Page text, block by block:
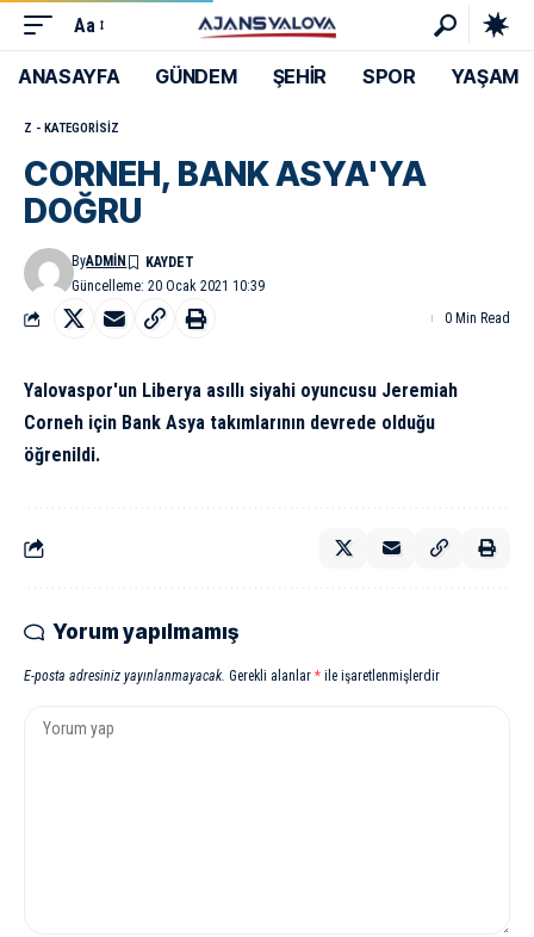
Aa
ANASAYFA GÜNDEM ŞEHİR SPOR YAŞAM
Z - KATEGORISIZ
CORNEH, BANK ASYA'YA
DOĞRU
Güncelleme: 20 Ocak 2021 10:39
ByADMIN
0 Min Read
Yalovaspor'un Liberya asıllı siyahi oyuncusu Jeremiah
Corneh için Bank Asya takımlarının devrede olduğu
öğrenildi.
Yorum yapılmamış
E-posta adresiniz yayınlanmayacak. Gerekli alanlar * ile işaretlenmişlerdir